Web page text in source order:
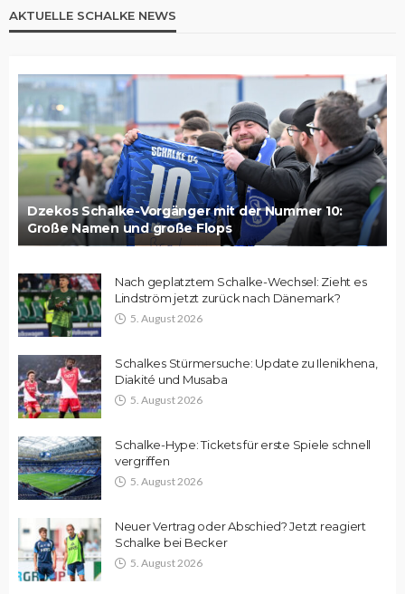
AKTUELLE SCHALKE NEWS
Dzekos Schalke-Vorgänger mit der Nummer 10:
Große Namen und große Flops
Nach geplatztem Schalke-Wechsel: Zieht es
Lindström jetzt zurück nach Dänemark?
5. August 2026
Schalkes Stürmersuche: Update zu Ilenikhena,
Diakité und Musaba
5. August 2026
Schalke-Hype: Tickets für erste Spiele schnell
vergriffen
5. August 2026
Neuer Vertrag oder Abschied? Jetzt reagiert
Schalke bei Becker
5. August 2026